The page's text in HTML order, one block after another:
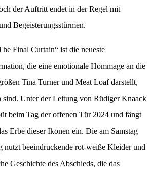
der Auftritt endet in der Regel mit
Begeisterungsstürmen.
Final Curtain“ ist die neueste
die eine emotionale Hommage an die
Tina Turner und Meat Loaf darstellt,
sind. Unter der Leitung von Rüdiger Knaack
beim Tag der offenen Tür 2024 und fängt
Erbe dieser Ikonen ein. Die am Samstag
nutzt beeindruckende rot-weiße Kleider und
Geschichte des Abschieds, die das